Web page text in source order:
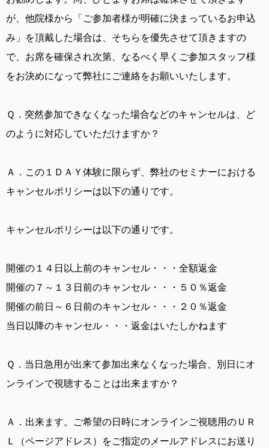
が、他院様から「ご参加者様が明確に決まっているお申込
み」を頂戴した場合は、そちらを優先させて頂きますの
で、お席を確保され次第、なるべく早くご参加スタッフ様
をお決めになって弊社にご連絡をお願いいたします。
Ｑ． 突然参加できなくなった場合などのキャンセルは、ど
のように対応していただけますか？
Ａ． この１ＤＡＹ体験に限らず、弊社のセミナーにおける
キャンセルポリシーは以下の通りです。
キャンセルポリシーは以下の通りです。
開催の１４日以上前のキャンセル・・・全額返金
開催の７～１３日前のキャンセル・・・５０％返金
開催の前日～６日前のキャンセル・・・２０％返金
当日以降のキャンセル・・・返金はいたしかねます
Ｑ． 当日急用が出来て参加出来なくなった場合、別日にオ
ンラインで視聴することは出来ますか？
Ａ． 出来ます。ご希望の日時にオンラインご視聴用のＵＲ
Ｌ（ページアドレス）をご指定のメールアドレスにお送り